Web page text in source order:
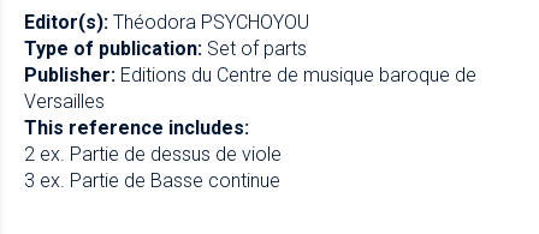
Editor(s): Théodora PSYCHOYOU
Type of publication: Set of parts
Publisher: Editions du Centre de musique baroque de
Versailles
This reference includes:
2 ex. Partie de dessus de viole
3 ex. Partie de Basse continue